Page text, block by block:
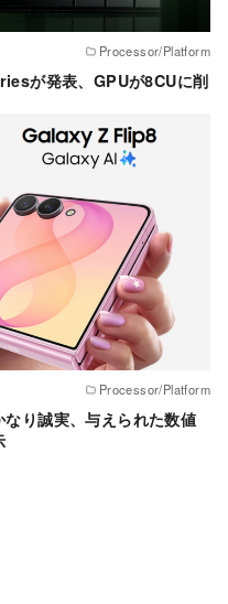
Processor/Platform
が発表、GPUが8CUに削
Processor/Platform
り誠実、与えられた数値